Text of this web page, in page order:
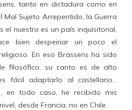
tanto en dictadura como en
Mal Sujeto Arrepentido, la Guerra
el nuestro es un país inquisitorial,
bien despeinar un poco el
En eso Brassens ha sido
filosófico, su canto es de alto
fácil adaptarlo al castellano…
en todo caso, he recibido mis
desde Francia, no en Chile.